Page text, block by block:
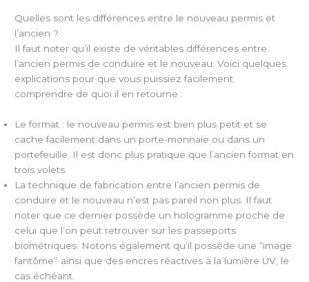
Quelles sont les différences entre le nouveau permis et
l’ancien ?
Il faut noter qu’il existe de véritables différences entre
l’ancien permis de conduire et le nouveau. Voici quelques
explications pour que vous puissiez facilement
comprendre de quoi il en retourne :
Le format : le nouveau permis est bien plus petit et se
cache facilement dans un porte-monnaie ou dans un
portefeuille. Il est donc plus pratique que l’ancien format en
trois volets.
La technique de fabrication entre l’ancien permis de
conduire et le nouveau n’est pas pareil non plus. Il faut
noter que ce dernier possède un hologramme proche de
celui que l’on peut retrouver sur les passeports
biométriques. Notons également qu’il possède une “image
fantôme” ainsi que des encres réactives à la lumière UV, le
cas échéant.